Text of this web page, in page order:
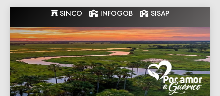
to
content
SINCO INFOGOB SISAP
Gobernacion
de Guarico
Gobernacion de Guarico